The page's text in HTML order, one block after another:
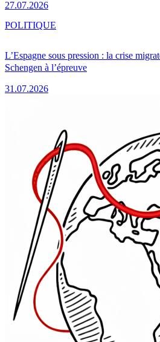
27.07.2026
L’Espagne sous pression : la crise
Schengen à l’épreuve
31.07.2026
POLITIQUE